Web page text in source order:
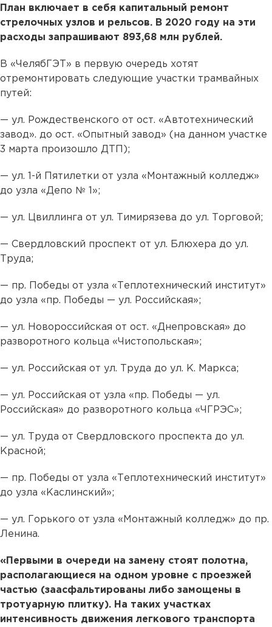
План включает в себя капитальный ремонт
стрелочных узлов и рельсов. В 2020 году на эти
расходы запрашивают 893,68 млн рублей.
В «ЧелябГЭТ» в первую очередь хотят
отремонтировать следующие участки трамвайных
путей:
— ул. Рождественского от ост. «Автотехнический
завод». до ост. «Опытный завод» (на данном участке
3 марта произошло ДТП);
— ул. 1-й Пятилетки от узла «Монтажный колледж»
до узла «Депо № 1»;
— ул. Цвиллинга от ул. Тимирязева до ул. Торговой;
— Свердловский проспект от ул. Блюхера до ул.
Труда;
— пр. Победы от узла «Теплотехнический институт»
до узла «пр. Победы — ул. Российская»;
— ул. Новороссийская от ост. «Днепровская» до
разворотного кольца «Чистопольская»;
— ул. Российская от ул. Труда до ул. К. Маркса;
— ул. Российская от узла «пр. Победы — ул.
Российская» до разворотного кольца «ЧГРЭС»;
— ул. Труда от Свердловского проспекта до ул.
Красной;
— пр. Победы от узла «Теплотехнический институт»
до узла «Каслинский»;
— ул. Горького от узла «Монтажный колледж» до пр.
Ленина.
«Первыми в очереди на замену стоят полотна,
располагающиеся на одном уровне с проезжей
частью (заасфальтированы либо замощены в
тротуарную плитку). На таких участках
интенсивность движения легкового транспорта